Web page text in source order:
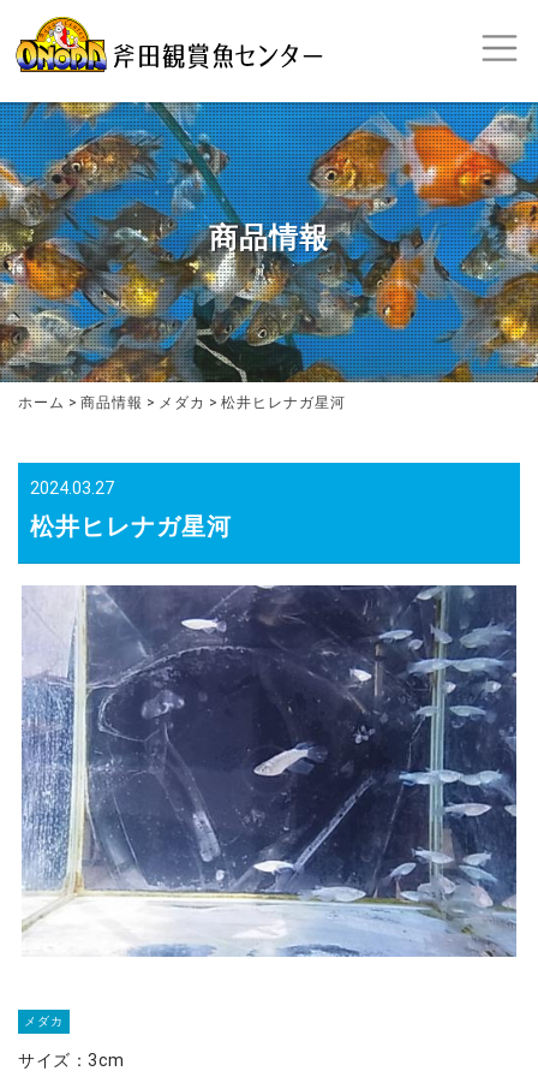
商品情報
ホーム > 商品情報 > メダカ > 松井ヒレナガ星河
2024.03.27
松井ヒレナガ星河
メダカ
サイズ：3cm